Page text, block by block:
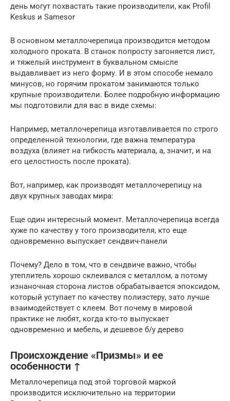
день могут похвастать такие производители, как Profil
Keskus и Samesor
В основном металлочерепица производится методом
холодного проката. В станок попросту загоняется лист,
и тяжелый инструмент в буквальном смысле
выдавливает из него форму. И в этом способе немало
минусов, но горячим прокатом занимаются только
крупные производители. Более подробную информацию
мы подготовили для вас в виде схемы:
Например, металлочерепица изготавливается по строго
определенной технологии, где важна температура
воздуха (влияет на гибкость материала, а, значит, и на
его целостность после проката).
Вот, например, как производят металлочерепицу на
двух крупных заводах мира:
Еще один интересный момент. Металлочерепица всегда
хуже по качеству у того производителя, кто еще
одновременно выпускает сендвич-панели
Почему? Дело в том, что в сендвиче важно, чтобы
утеплитель хорошо склеивался с металлом, а потому
изнаночная сторона листов обрабатывается эпоксидом,
который уступает по качеству полиэстеру, зато лучше
взаимодействует с клеем. Вот почему в мировой
практике не любят, когда кто-то выпускает
одновременно и мебель, и дешевое б/у дерево
Происхождение «Призмы» и ее
особенности ↑
Металлочерепица под этой торговой маркой
производится исключительно на территории